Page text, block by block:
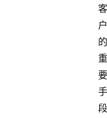
客
户
的
重
要
手
段